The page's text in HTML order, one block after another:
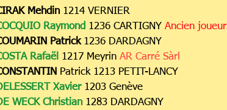
Mehdin 1214 VERNIER
Raymond 1236 CARTIGNY Ancien joueur
Patrick 1236 DARDAGNY
Rafaël 1217 Meyrin AR Carré Sàrl
Patrick 1213 PETIT-LANCY
Xavier1203 Genève
WECK Christian 1283 DARDAGNY